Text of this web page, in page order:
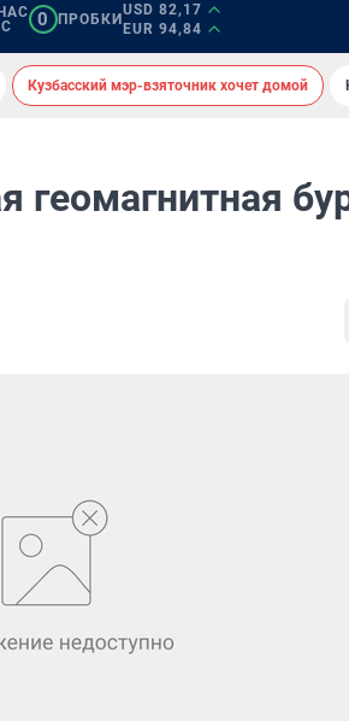
0 ПРОБКИ
USD 82,17
EUR 94,84
Кузбасский мэр-взяточник хочет домой
геомагнитная